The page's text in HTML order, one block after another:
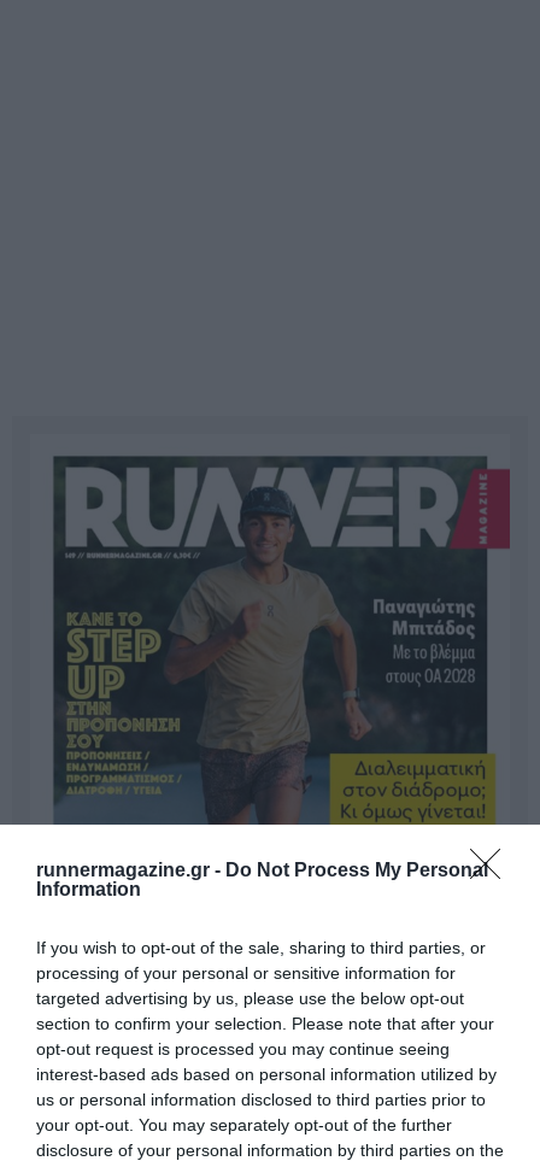
runnermagazine.gr - Do Not Process My Personal
Information
If you wish to opt-out of the sale, sharing to third parties, or
processing of your personal or sensitive information for
targeted advertising by us, please use the below opt-out
section to confirm your selection. Please note that after your
opt-out request is processed you may continue seeing
interest-based ads based on personal information utilized by
us or personal information disclosed to third parties prior to
your opt-out. You may separately opt-out of the further
disclosure of your personal information by third parties on the
Γίνε Συνδρομητής